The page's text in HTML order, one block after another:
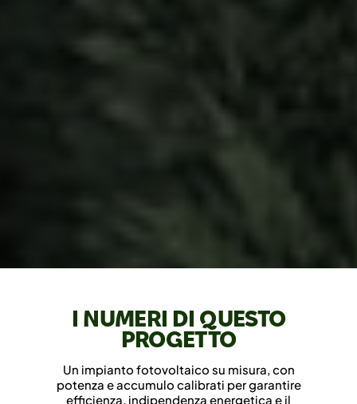
I NUMERI DI QUESTO
PROGETTO
Un impianto fotovoltaico su misura, con
potenza e accumulo calibrati per garantire
efficienza, indipendenza energetica e il